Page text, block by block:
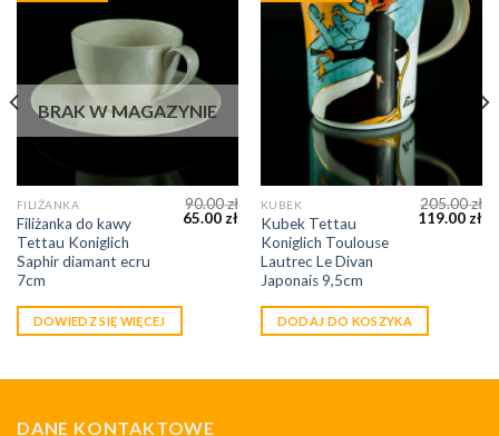
BRAK W MAGAZYNIE
FILIŻANKA
Filiżanka do kawy
Tettau Koniglich
Saphir diamant ecru
7cm
90.00zł
65.00 zł
DOWIEDZ SIĘ WIĘCEJ
KUBEK
Kubek Tettau
Koniglich Toulouse
Lautrec Le Divan
Japonais 9,5cm
205.00zł
119.00 zł
DODAJ DO KOSZYKA
DANE KONTAKTOWE